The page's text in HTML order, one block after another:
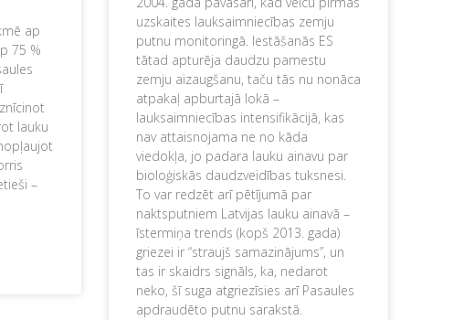
ap
75 %
lauku
–
uzskaites lauksaimniecības zemju
putnu monitoringā. Iestāšanās ES
tātad apturēja daudzu pamestu
zemju aizaugšanu, taču tās nu nonāca
atpakaļ apburtajā lokā –
lauksaimniecības intensifikācijā, kas
nav attaisnojama ne no kāda
viedokļa, jo padara lauku ainavu par
bioloģiskās daudzveidības tuksnesi.
To var redzēt arī pētījumā par
naktsputniem Latvijas lauku ainavā –
īstermiņa trends (kopš 2013. gada)
griezei ir “straujš samazinājums”, un
tas ir skaidrs signāls, ka, nedarot
neko, šī suga atgriezīsies arī Pasaules
apdraudēto putnu sarakstā.